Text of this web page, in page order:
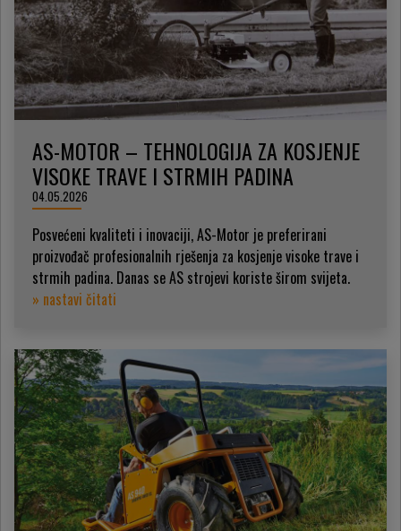
AS-MOTOR – TEHNOLOGIJA ZA KOSJENJE
VISOKE TRAVE I STRMIH PADINA
04.05.2026
Posvećeni kvaliteti i inovaciji, AS-Motor je preferirani
proizvođač profesionalnih rješenja za kosjenje visoke trave i
strmih padina. Danas se AS strojevi koriste širom svijeta.
» nastavi čitati